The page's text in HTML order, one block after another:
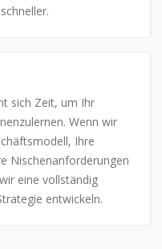
sich Zeit, um Ihr
Wenn wir
Ihre
Nischenanforderungen
eine vollständig
entwickeln.